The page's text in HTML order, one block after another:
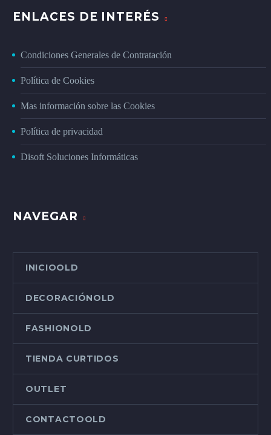
ENLACES DE INTERÉS
Condiciones Generales de Contratación
Política de Cookies
Mas información sobre las Cookies
Política de privacidad
Disoft Soluciones Informáticas
NAVEGAR
INICIOOLD
DECORACIÓNOLD
FASHIONOLD
TIENDA CURTIDOS
OUTLET
CONTACTOOLD